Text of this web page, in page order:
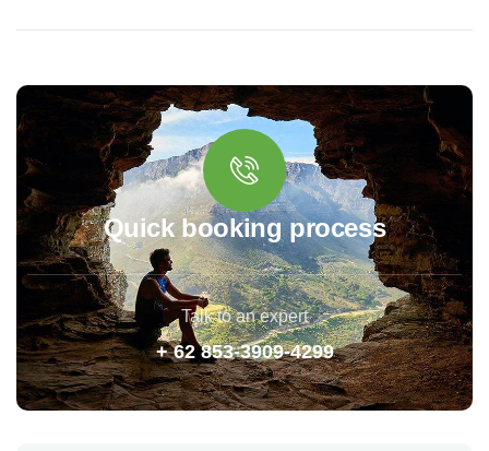
Quick booking process
Talk to an expert
+ 62 853-3909-4299